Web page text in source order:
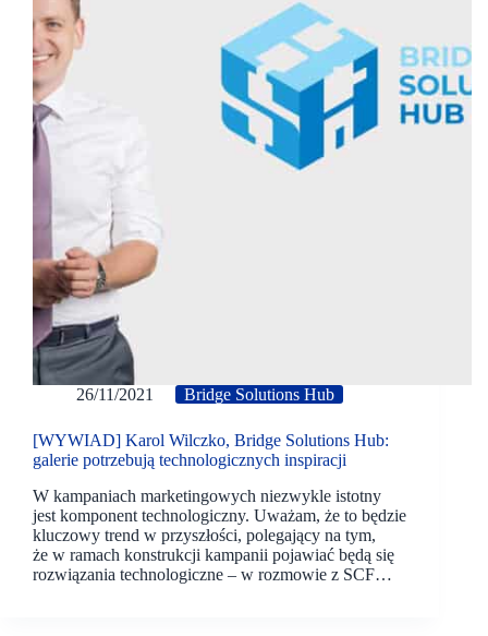
26/11/2021 Bridge Solutions Hub
[WYWIAD] Karol Wilczko, Bridge Solutions Hub:
galerie potrzebują technologicznych inspiracji
W kampaniach marketingowych niezwykle istotny
jest komponent technologiczny. Uważam, że to będzie
kluczowy trend w przyszłości, polegający na tym,
że w ramach konstrukcji kampanii pojawiać będą się
rozwiązania technologiczne – w rozmowie z SCF…